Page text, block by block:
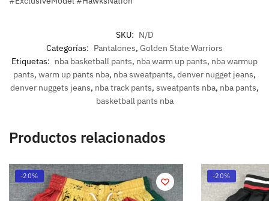
SKU: N/D
Categorías: Pantalones, Golden State Warriors
Etiquetas: nba basketball pants, nba warm up pants, nba warmup
pants, warm up pants nba, nba sweatpants, denver nugget jeans,
denver nuggets jeans, nba track pants, sweatpants nba, nba pants,
basketball pants nba
Productos relacionados
-20% -20%